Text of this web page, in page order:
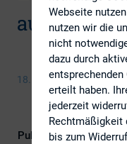
audience
18. Juni 2015
Publikationsform
Webseite
nutzen wir die
nicht
dazu durch
erteilt haben.
jederzeit
Rechtmäßigkeit
bis zum